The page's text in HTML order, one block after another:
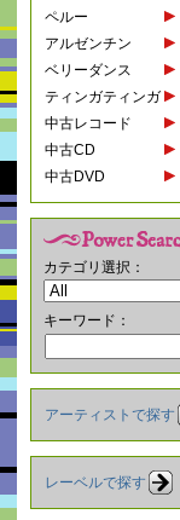
ペルー
アルゼンチン
ベリーダンス
ティンガティンガ
中古レコード
中古CD
中古DVD
カテゴリ選択：
キーワード：
アーティストで探す
レーベルで探す